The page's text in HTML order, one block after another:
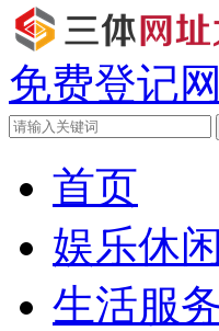
免费登记
首页
娱乐休闲
生活服